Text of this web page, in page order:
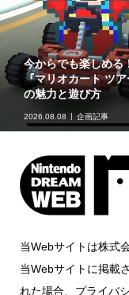
ゲームフリーク公式
ンネルにて『ぽこ
モン』開発エピソー
2026.08.07 ニュース
当Webサイトは株式
当Webサイトに掲載
れた場合、プライバ